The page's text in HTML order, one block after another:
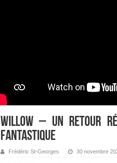
Willow – Un retour
fantastique
Frédéric St-Georges 30 novembre